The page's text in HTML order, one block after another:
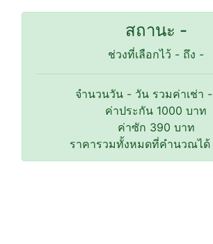
สถานะ -
ช่วงที่เลือกไว้ - ถึง -
จำนวนวัน - วัน รวมค่าเช่า -
ค่าประกัน 1000 บาท
ค่าซัก 390 บาท
ราคารวมทั้งหมดที่คำนวณได้